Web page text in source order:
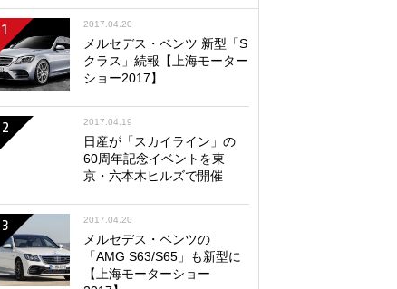
1 2017.04.20
メルセデス・ベンツ 新型「S
クラス」続報【上海モーター
ショー2017】
2 2017.04.19
日産が「スカイライン」の
60周年記念イベントを東
京・六本木ヒルズで開催
3 2017.04.20
メルセデス・ベンツの
「AMG S63/S65」も新型に
【上海モーターショー